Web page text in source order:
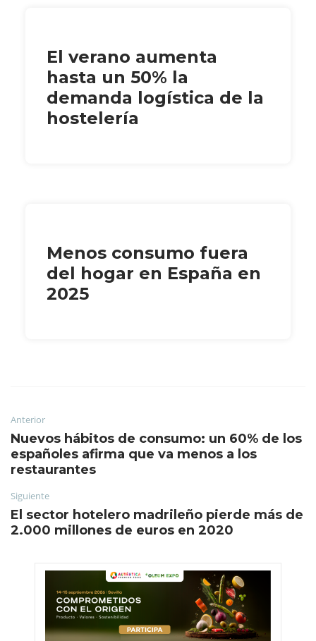
El verano aumenta
hasta un 50% la
demanda logística de la
hostelería
Menos consumo fuera
del hogar en España en
2025
Anterior
Nuevos hábitos de consumo: un 60% de los
españoles afirma que va menos a los
restaurantes
Siguiente
El sector hotelero madrileño pierde más de
2.000 millones de euros en 2020